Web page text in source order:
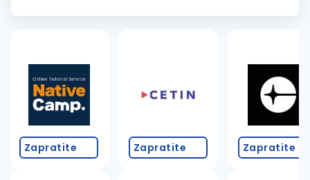
koji svojom stručnošću...
Zapratite Zapratite Zapratite